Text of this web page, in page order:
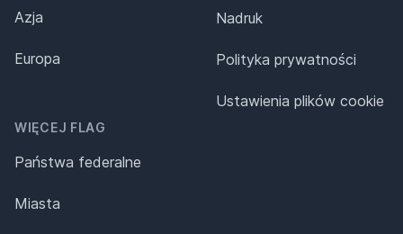
Azja
Europa
WIĘCEJ FLAG
Państwa federalne
Miasta
Nadruk
Polityka prywatności
Ustawienia plików cookie